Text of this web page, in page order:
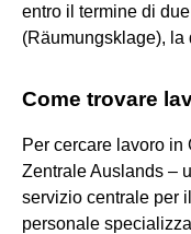
entro il termine di
(Räumungsklage), la
Come trovare
Per cercare lavoro in
Zentrale Auslands –
servizio centrale per
personale